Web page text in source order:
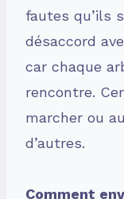
fautes qu’ils
désaccord
car chaque
rencontre.
marcher ou
d’autres.
Comment